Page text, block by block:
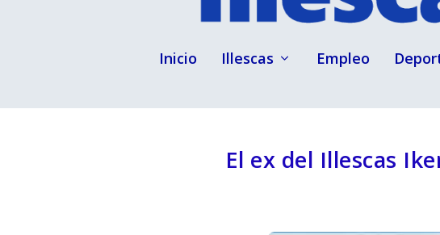
Inicio Illescas Empleo
El ex del Illescas